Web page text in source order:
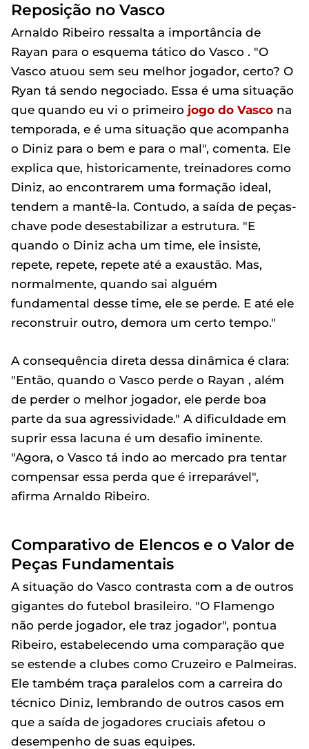
Reposição no Vasco
Arnaldo Ribeiro ressalta a importância de
Rayan para o esquema tático do Vasco . "O
Vasco atuou sem seu melhor jogador, certo? O
Ryan tá sendo negociado. Essa é uma situação
que quando eu vi o primeiro jogo do Vasco na
temporada, e é uma situação que acompanha
o Diniz para o bem e para o mal", comenta. Ele
explica que, historicamente, treinadores como
Diniz, ao encontrarem uma formação ideal,
tendem a mantê-la. Contudo, a saída de peças-
chave pode desestabilizar a estrutura. "E
quando o Diniz acha um time, ele insiste,
repete, repete, repete até a exaustão. Mas,
normalmente, quando sai alguém
fundamental desse time, ele se perde. E até ele
reconstruir outro, demora um certo tempo."
A consequência direta dessa dinâmica é clara:
"Então, quando o Vasco perde o Rayan , além
de perder o melhor jogador, ele perde boa
parte da sua agressividade." A dificuldade em
suprir essa lacuna é um desafio iminente.
"Agora, o Vasco tá indo ao mercado pra tentar
compensar essa perda que é irreparável",
afirma Arnaldo Ribeiro.
Comparativo de Elencos e o Valor de
Peças Fundamentais
A situação do Vasco contrasta com a de outros
gigantes do futebol brasileiro. "O Flamengo
não perde jogador, ele traz jogador", pontua
Ribeiro, estabelecendo uma comparação que
se estende a clubes como Cruzeiro e Palmeiras.
Ele também traça paralelos com a carreira do
técnico Diniz, lembrando de outros casos em
que a saída de jogadores cruciais afetou o
desempenho de suas equipes.